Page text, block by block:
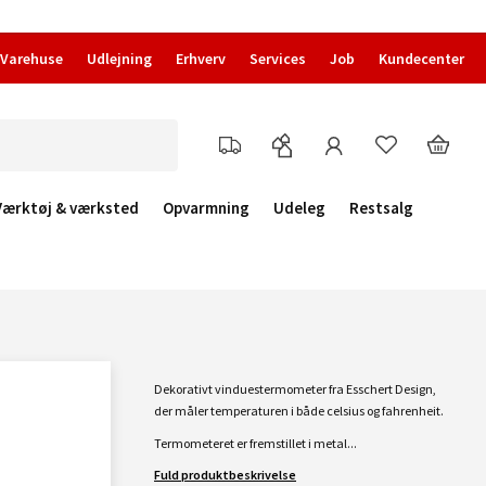
Varehuse Udlejning Erhverv Services Job Kundecenter
& værksted Opvarmning Udeleg Restsalg
Dekorativt vinduestermometer fra Esschert Design,
der måler temperaturen i både celsius og fahrenheit.
Termometeret er fremstillet i metal...
Fuld produktbeskrivelse